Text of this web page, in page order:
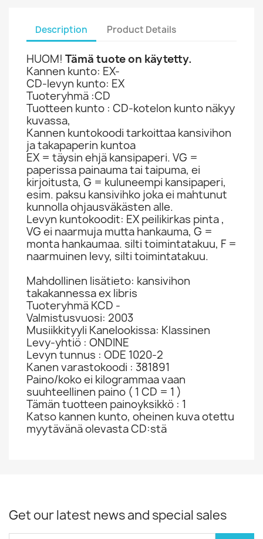
Description Product Details
HUOM! Tämä tuote on käytetty.
Kannen kunto: EX-
CD-levyn kunto: EX
Tuoteryhmä :CD
Tuotteen kunto : CD-kotelon kunto näkyy
kuvassa,
Kannen kuntokoodi tarkoittaa kansivihon
ja takapaperin kuntoa
EX = täysin ehjä kansipaperi. VG =
paperissa painauma tai taipuma, ei
kirjoitusta, G = kuluneempi kansipaperi,
esim. paksu kansivihko joka ei mahtunut
kunnolla ohjausväkästen alle.
Levyn kuntokoodit: EX peilikirkas pinta ,
VG ei naarmuja mutta hankauma, G =
monta hankaumaa. silti toimintatakuu, F =
naarmuinen levy, silti toimintatakuu.
Mahdollinen lisätieto: kansivihon
takakannessa ex libris
Tuoteryhmä KCD -
Valmistusvuosi: 2003
Musiikkityyli Kanelookissa: Klassinen
Levy-yhtiö : ONDINE
Levyn tunnus : ODE 1020-2
Kanen varastokoodi : 381891
Paino/koko ei kilogrammaa vaan
suuhteellinen paino ( 1 CD = 1 )
Tämän tuotteen painoyksikkö : 1
Katso kannen kunto, oheinen kuva otettu
myytävänä olevasta CD:stä
Get our latest news and special sales